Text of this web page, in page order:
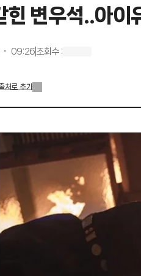
힌 변우석..아이
09:26 조회수:
처로 추가